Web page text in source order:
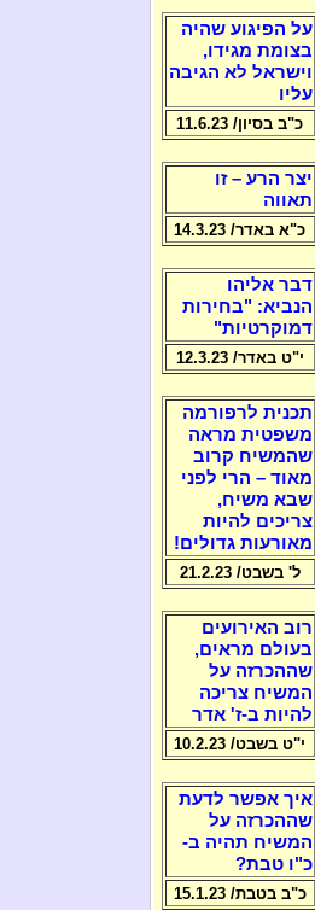
על הפיגוע שהיה
בצומת מגידו,
וישראל לא הגיבה
עליו
כ"ב בסיון/ 11.6.23
יצר הרע – זו
תאווה
כ"א באדר/ 14.3.23
דבר אליהו
הנביא: "בחירות
דמוקרטיות"
י"ט באדר/ 12.3.23
תכנית לרפורמה
משפטית מראה
שהמשיח קרוב
מאוד – הרי לפני
שבא משיח,
צריכים להיות
מאורעות גדולים!
ל' בשבט/ 21.2.23
רוב האירועים
בעולם מראים,
שההכרזה על
המשיח צריכה
להיות ב-ז' אדר
י"ט בשבט/ 10.2.23
איך אפשר לדעת
שההכרזה על
המשיח תהיה ב-
כ"ו טבת?
כ"ב בטבת/ 15.1.23